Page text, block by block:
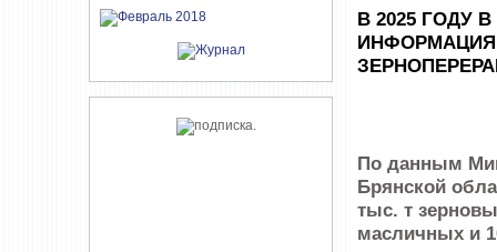
В 2025 ГОДУ
ИНФОРМАЦИЯ
По данным
Брянской
тыс. т
масличных и